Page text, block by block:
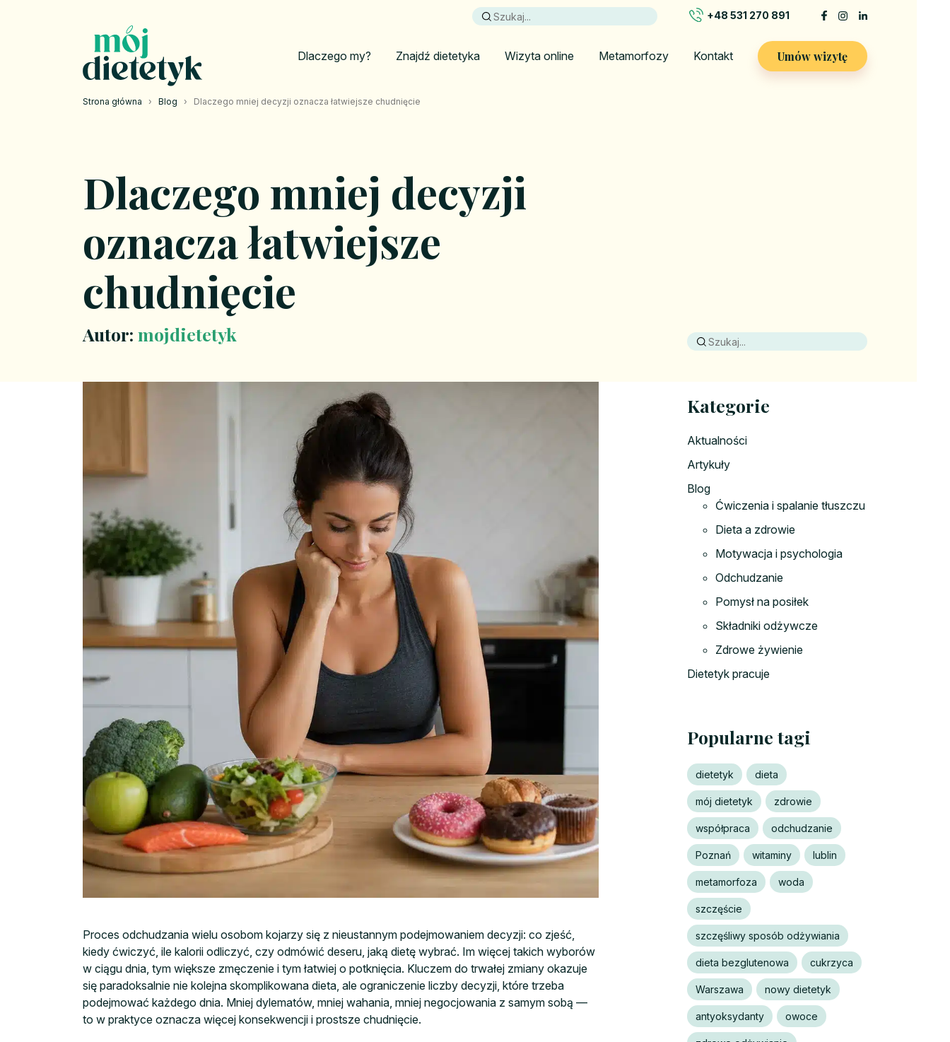
+48 531 270 891
Dlaczego my? Znajdź dietetyka Wizyta online Metamorfozy Kontakt Umów wizytę
Strona główna › Blog › Dlaczego mniej decyzji oznacza łatwiejsze chudnięcie
Dlaczego mniej decyzji
oznacza łatwiejsze
chudnięcie
Autor: mojdietetyk
Proces odchudzania wielu osobom kojarzy się z nieustannym podejmowaniem decyzji: co zjeść,
kiedy ćwiczyć, ile kalorii odliczyć, czy odmówić deseru, jaką dietę wybrać. Im więcej takich wyborów
w ciągu dnia, tym większe zmęczenie i tym łatwiej o potknięcia. Kluczem do trwałej zmiany okazuje
się paradoksalnie nie kolejna skomplikowana dieta, ale ograniczenie liczby decyzji, które trzeba
podejmować każdego dnia. Mniej dylematów, mniej wahania, mniej negocjowania z samym sobą —
to w praktyce oznacza więcej konsekwencji i prostsze chudnięcie.
Kategorie
Aktualności
Artykuły
Blog
Ćwiczenia i spalanie tłuszczu
Dieta a zdrowie
Motywacja i psychologia
Odchudzanie
Pomysł na posiłek
Składniki odżywcze
Zdrowe żywienie
Dietetyk pracuje
Popularne tagi
dietetyk dieta
mój dietetyk zdrowie
współpraca odchudzanie
Poznań witaminy lublin
metamorfoza woda
szczęście
szczęśliwy sposób odżywiania
dieta bezglutenowa cukrzyca
Warszawa nowy dietetyk
antyoksydanty owoce